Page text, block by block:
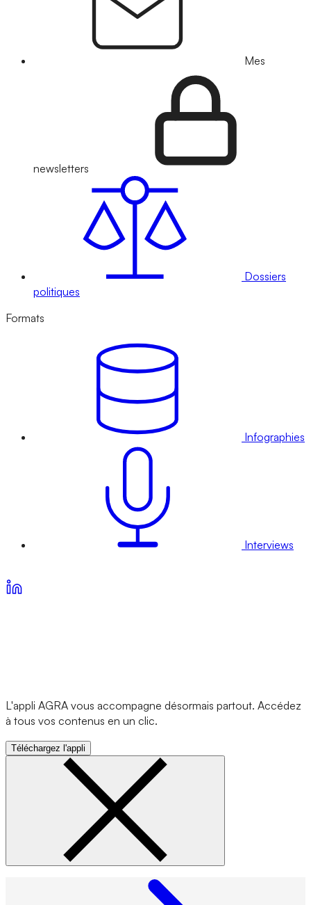
Mes
newsletters
Dossiers
politiques
Formats
Infographies
Interviews
L'appli AGRA vous accompagne désormais partout. Accédez
à tous vos contenus en un clic.
Téléchargez l'appli